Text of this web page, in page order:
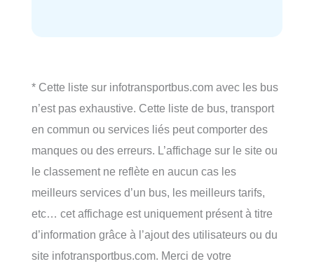
* Cette liste sur infotransportbus.com avec les bus
n’est pas exhaustive. Cette liste de bus, transport
en commun ou services liés peut comporter des
manques ou des erreurs. L’affichage sur le site ou
le classement ne reflète en aucun cas les
meilleurs services d’un bus, les meilleurs tarifs,
etc… cet affichage est uniquement présent à titre
d’information grâce à l’ajout des utilisateurs ou du
site infotransportbus.com. Merci de votre